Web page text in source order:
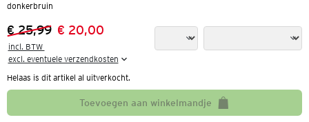
donkerbruin
Vorige prijs:
€ 25,99
Nieuwe prijs:€ 20,00
incl. BTW
excl. eventuele verzendkosten
Helaas is dit artikel al uitverkocht.
Toevoegen aan winkelmandje